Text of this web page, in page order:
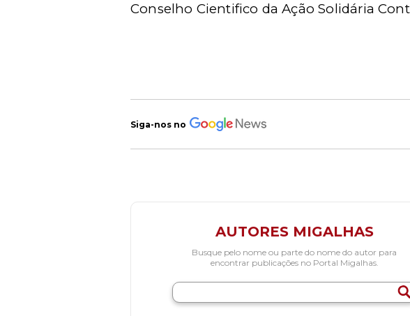
Conselho Cientifico da Ação Solidária
Siga-nos no
AUTORES MIGALHAS
Busque pelo nome ou parte do nome do autor para
encontrar publicações no Portal Migalhas.